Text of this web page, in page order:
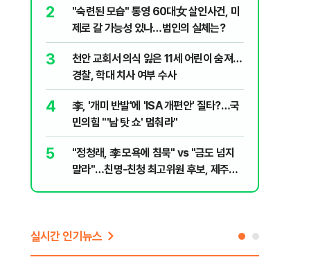
2
"숙련된 모습" 통영 60대女 살인사건, 미
제로 갈 가능성 있나…범인의 실체는?
3
천안 교회서 의식 잃은 11세 어린이 숨져…
경찰, 학대 치사 여부 수사
4
李, '개미 반발'에 'ISA 개편안' 질타?…국
민의힘 "'남 탓 쇼' 멈춰라"
5
"정청래, 李 모욕에 침묵" vs "금도 넘지
말라"…친명-친청 최고위원 후보, 제주서
실시간 인기뉴스